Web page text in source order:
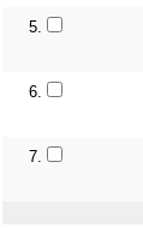
5.
6.
7.